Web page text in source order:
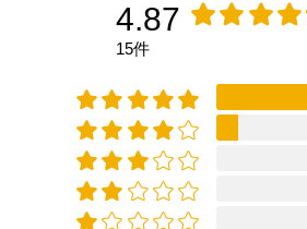
4.87
15件